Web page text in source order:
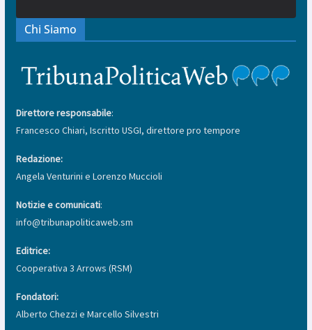
Chi Siamo
Direttore responsabile:
Francesco Chiari, Iscritto USGI, direttore pro tempore
Redazione:
Angela Venturini e Lorenzo Muccioli
Notizie e comunicati:
info@tribunapoliticaweb.sm
Editrice:
Cooperativa 3 Arrows (RSM)
Fondatori:
Alberto Chezzi e Marcello Silvestri